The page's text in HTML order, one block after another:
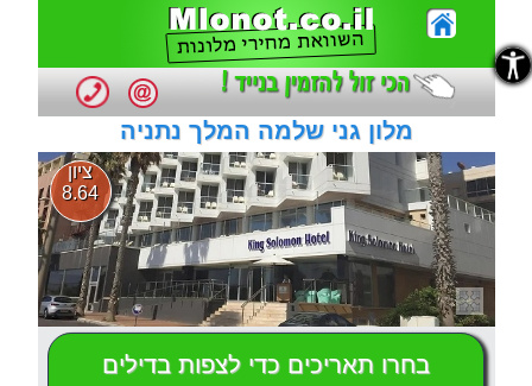
מלון גני שלמה המלך נתניה
ציון
8.64
בחרו תאריכים כדי לצפות בדילים
נגישות
נגישות